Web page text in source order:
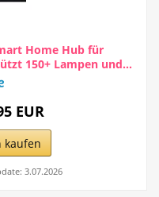
Home Hub für
150+ Lampen und...
EUR
kaufen
3.07.2026